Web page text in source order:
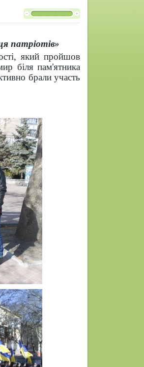
патріотів»
який пройшов
біля пам'ятника
брали участь